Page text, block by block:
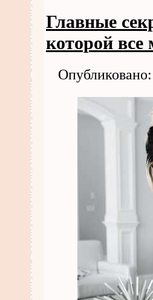
Главные
которой